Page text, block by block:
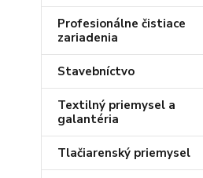
Profesionálne čistiace
zariadenia
Stavebníctvo
Textilný priemysel a
galantéria
Tlačiarenský priemysel